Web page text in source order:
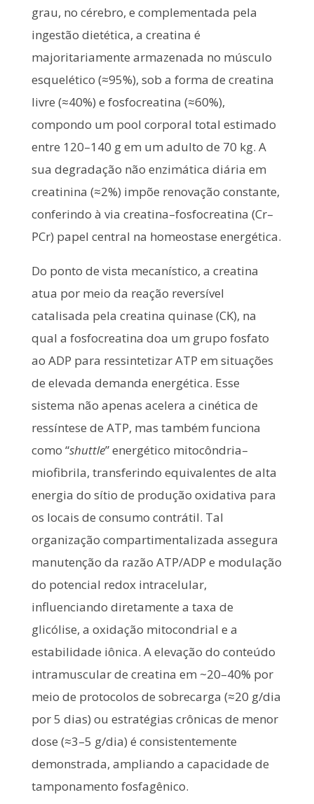
grau, no cérebro, e complementada pela
ingestão dietética, a creatina é
majoritariamente armazenada no músculo
esquelético (≈95%), sob a forma de creatina
livre (≈40%) e fosfocreatina (≈60%),
compondo um pool corporal total estimado
entre 120–140 g em um adulto de 70 kg. A
sua degradação não enzimática diária em
creatinina (≈2%) impõe renovação constante,
conferindo à via creatina–fosfocreatina (Cr–
PCr) papel central na homeostase energética.
Do ponto de vista mecanístico, a creatina
atua por meio da reação reversível
catalisada pela creatina quinase (CK), na
qual a fosfocreatina doa um grupo fosfato
ao ADP para ressintetizar ATP em situações
de elevada demanda energética. Esse
sistema não apenas acelera a cinética de
ressíntese de ATP, mas também funciona
como “shuttle” energético mitocôndria–
miofibrila, transferindo equivalentes de alta
energia do sítio de produção oxidativa para
os locais de consumo contrátil. Tal
organização compartimentalizada assegura
manutenção da razão ATP/ADP e modulação
do potencial redox intracelular,
influenciando diretamente a taxa de
glicólise, a oxidação mitocondrial e a
estabilidade iônica. A elevação do conteúdo
intramuscular de creatina em ~20–40% por
meio de protocolos de sobrecarga (≈20 g/dia
por 5 dias) ou estratégias crônicas de menor
dose (≈3–5 g/dia) é consistentemente
demonstrada, ampliando a capacidade de
tamponamento fosfagênico.